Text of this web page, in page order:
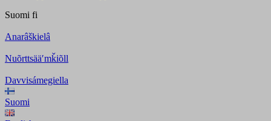
Suomi fi
Anarâškielâ
Nuõrttsääʹmǩiõll
Davvisámegiella
Suomi